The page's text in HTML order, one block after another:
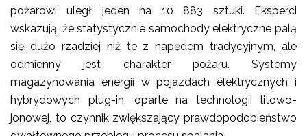
pożarowi uległ jeden na 10 883 sztuki. Eksperci
wskazują, że statystycznie samochody elektryczne palą
się dużo rzadziej niż te z napędem tradycyjnym, ale
odmienny jest charakter pożaru. Systemy
magazynowania energii w pojazdach elektrycznych i
hybrydowych plug-in, oparte na technologii litowo-
jonowej, to czynnik zwiększający prawdopodobieństwo